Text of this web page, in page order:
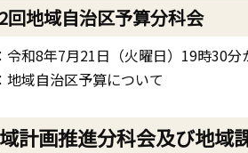
回地域自治区予算分科会
令和8年7月21日（火曜日）19時30分
地域自治区予算について
計画推進分科会及び地域